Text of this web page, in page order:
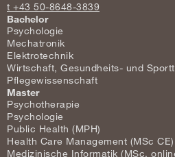
t +43 50-8648-3839
Bachelor
Psychologie
Mechatronik
Elektrotechnik
Wirtschaft, Gesundheits- und
Pflegewissenschaft
Master
Psychotherapie
Psychologie
Public Health (MPH)
Health Care Management (MSc CE)
Medizinische Informatik (MSc,